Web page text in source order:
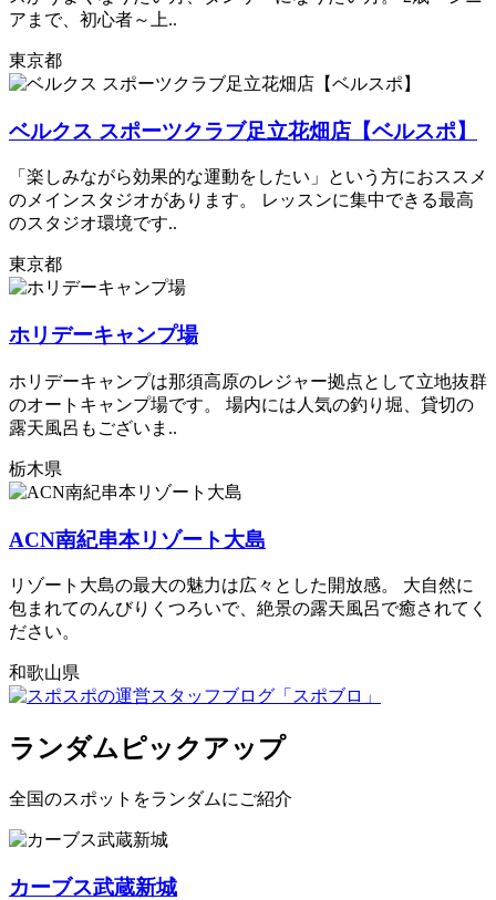
アまで、初心者～上..
東京都
ベルクス スポーツクラブ足立花畑店【ベルスポ】
「楽しみながら効果的な運動をしたい」という方におススメ
のメインスタジオがあります。 レッスンに集中できる最高
のスタジオ環境です..
東京都
ホリデーキャンプ場
ホリデーキャンプは那須高原のレジャー拠点として立地抜群
のオートキャンプ場です。 場内には人気の釣り堀、貸切の
露天風呂もございま..
栃木県
ACN南紀串本リゾート大島
リゾート大島の最大の魅力は広々とした開放感。 大自然に
包まれてのんびりくつろいで、絶景の露天風呂で癒されてく
ださい。
和歌山県
ランダムピックアップ
全国のスポットをランダムにご紹介
カーブス武蔵新城